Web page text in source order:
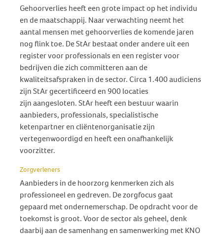
Gehoorverlies heeft een grote impact op het individu
en de maatschappij. Naar verwachting neemt het
aantal mensen met gehoorverlies de komende jaren
nog flink toe. De StAr bestaat onder andere uit een
register voor professionals en een register voor
bedrijven die zich committeren aan de
kwaliteitsafspraken in de sector. Circa 1.400 audiciens
zijn StAr gecertificeerd en 900 locaties
zijn aangesloten. StAr heeft een bestuur waarin
aanbieders, professionals, specialistische
ketenpartner en cliëntenorganisatie zijn
vertegenwoordigd en heeft een onafhankelijk
voorzitter.
Zorgverleners
Aanbieders in de hoorzorg kenmerken zich als
professioneel en gedreven. De zorgfocus gaat
gepaard met ondernemerschap. De opdracht voor de
toekomst is groot. Voor de sector als geheel, denk
daarbij aan de samenhang en samenwerking met KNO